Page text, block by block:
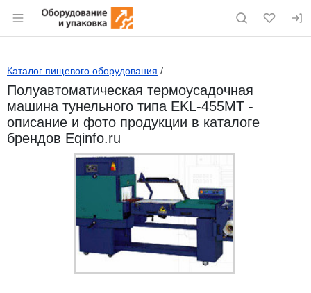
Раздел навигации по сайту eqinfo.ru
Каталог пищевого оборудования /
Полуавтоматическая термоусадочная
машина тунельного типа EKL-455MT -
описание и фото продукции в каталоге
брендов Eqinfo.ru